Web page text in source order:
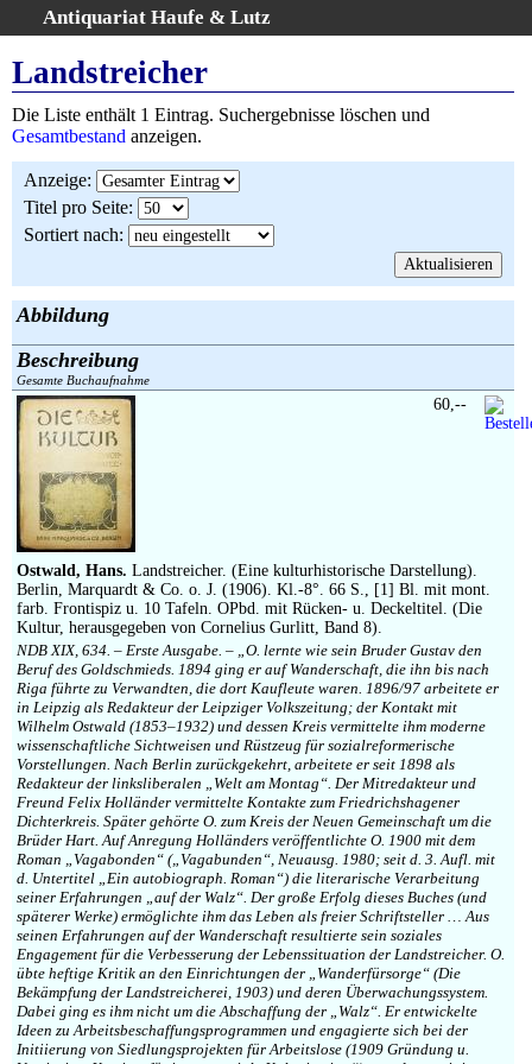
Antiquariat Haufe & Lutz
Home
Gesamtbestand
Kategorien
Schlagwörter
Suchergebnisse
AGB
Widerruf
Über uns
Aktuelle Kataloge
Kontakt
Ankauf
Links
Impressum
Landstreicher
Die Liste enthält 1 Eintrag. Suchergebnisse löschen und
Gesamtbestand anzeigen.
Anzeige:
Titel pro Seite:
Sortiert nach:
Abbildung
Beschreibung
Gesamte Buchaufnahme
Ostwald, Hans. Landstreicher. (Eine kulturhistorische Darstellung).
Berlin, Marquardt & Co. o. J. (1906). Kl.-8°. 66 S., [1] Bl. mit mont.
farb. Frontispiz u. 10 Tafeln. OPbd. mit Rücken- u. Deckeltitel. (Die
Kultur, herausgegeben von Cornelius Gurlitt, Band 8).
NDB XIX, 634. – Erste Ausgabe. – „O. lernte wie sein Bruder Gustav den
Beruf des Goldschmieds. 1894 ging er auf Wanderschaft, die ihn bis nach
Riga führte zu Verwandten, die dort Kaufleute waren. 1896/97 arbeitete er
in Leipzig als Redakteur der Leipziger Volkszeitung; der Kontakt mit
Wilhelm Ostwald (1853–1932) und dessen Kreis vermittelte ihm moderne
wissenschaftliche Sichtweisen und Rüstzeug für sozialreformerische
Vorstellungen. Nach Berlin zurückgekehrt, arbeitete er seit 1898 als
Redakteur der linksliberalen „Welt am Montag“. Der Mitredakteur und
Freund Felix Holländer vermittelte Kontakte zum Friedrichshagener
Dichterkreis. Später gehörte O. zum Kreis der Neuen Gemeinschaft um die
Brüder Hart. Auf Anregung Holländers veröffentlichte O. 1900 mit dem
Roman „Vagabonden“ („Vagabunden“, Neuausg. 1980; seit d. 3. Aufl. mit
d. Untertitel „Ein autobiograph. Roman“) die literarische Verarbeitung
seiner Erfahrungen „auf der Walz“. Der große Erfolg dieses Buches (und
späterer Werke) ermöglichte ihm das Leben als freier Schriftsteller … Aus
seinen Erfahrungen auf der Wanderschaft resultierte sein soziales
Engagement für die Verbesserung der Lebenssituation der Landstreicher. O.
übte heftige Kritik an den Einrichtungen der „Wanderfürsorge“ (Die
Bekämpfung der Landstreicherei, 1903) und deren Überwachungssystem.
Dabei ging es ihm nicht um die Abschaffung der „Walz“. Er entwickelte
Ideen zu Arbeitsbeschaffungsprogrammen und engagierte sich bei der
Initiierung von Siedlungsprojekten für Arbeitslose (1909 Gründung u.
60,--